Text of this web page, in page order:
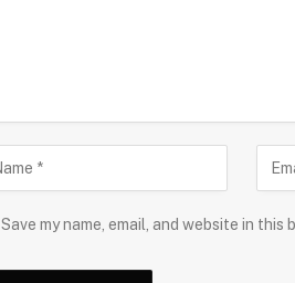
Save my name, email, and website in